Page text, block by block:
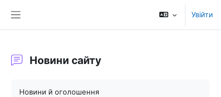
Увійти
Новини сайту
Новини й оголошення